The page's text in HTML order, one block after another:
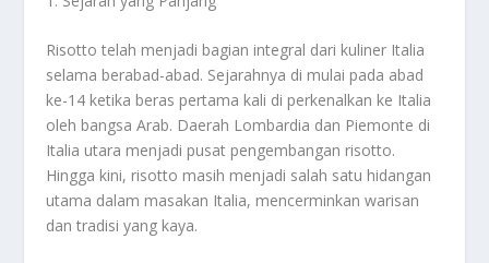
Risotto telah menjadi bagian integral dari kuliner Italia
selama berabad-abad. Sejarahnya di mulai pada abad
ke-14 ketika beras pertama kali di perkenalkan ke Italia
oleh bangsa Arab. Daerah Lombardia dan Piemonte di
Italia utara menjadi pusat pengembangan risotto.
Hingga kini, risotto masih menjadi salah satu hidangan
utama dalam masakan Italia, mencerminkan warisan
dan tradisi yang kaya.